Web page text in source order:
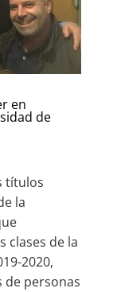
en
de
títulos
la
clases de la
2020,
de personas